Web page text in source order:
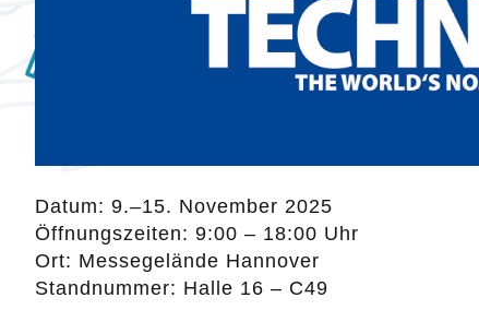
Datum: 9.–15. November 2025
Öffnungszeiten: 9:00 – 18:00 Uhr
Ort: Messegelände Hannover
Standnummer: Halle 16 – C49